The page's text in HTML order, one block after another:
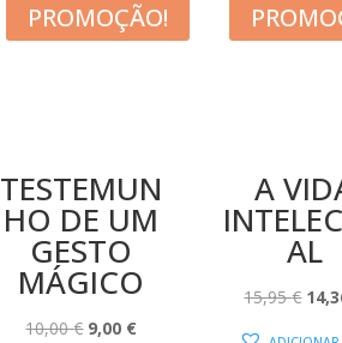
PROMOÇÃO!
TESTEMUN
HO DE UM
GESTO
MÁGICO
10,00€ O
9,00 €O
A
AL
15,95€ O